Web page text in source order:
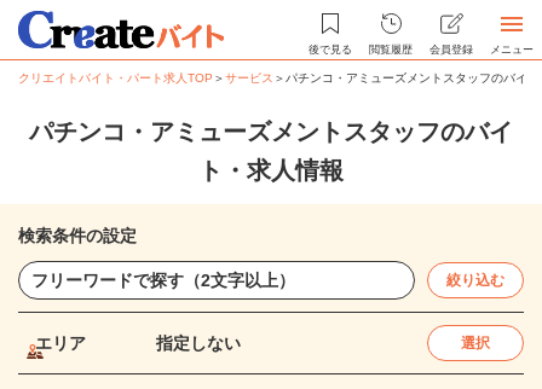
後で見る 閲覧履歴 会員登録 メニュー
クリエイトバイト・パート求人TOP ＞サービス ＞ パチンコ・アミューズメントスタッフのバイ
パチンコ・アミューズメントスタッフのバイ
ト・求人情報
検索条件の設定
絞り込む
エリア 指定しない 選択